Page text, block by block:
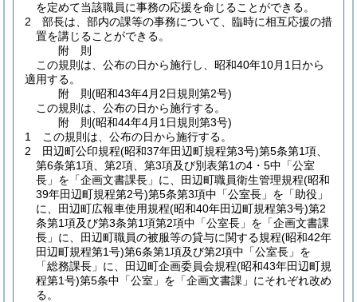
を定めて当該職員に事務の応援を命じることができる。
2
部長は、部内の課等の事務について、臨時に相互応援の措
置を講じることができる。
附 則
この規則は、公布の日から施行し、昭和40年10月1日から
適用する。
附 則(昭和43年4月2日規則第2号)
この規則は、公布の日から施行する。
附 則(昭和44年4月1日規則第3号)
1
この規則は、公布の日から施行する。
2
田辺町公印規程(昭和37年田辺町規程第3号)第5条第1項、
第6条第1項、第2項、第3項及び別表第1の4・5中「公室
長」を「企画文書課長」に、田辺町職員衛生管理規程(昭和
39年田辺町規程第2号)第5条第3項中「公室長」を「助役」
に、田辺町広報車使用規程(昭和40年田辺町規程第3号)第2
条第1項及び第3条第1項第2項中「公室長」を「企画文書課
長」に、田辺町職員の被服等の貸与に関する規程(昭和42年
田辺町規程第1号)第6条第1項及び第2項中「公室長」を
「総務課長」に、田辺町企画委員会規程(昭和43年田辺町規
程第1号)第5条中「公室」を「企画文書課」にそれぞれ改め
る。